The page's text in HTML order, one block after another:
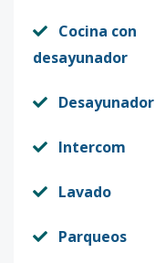
Cocina con
desayunador
Desayunador
Intercom
Lavado
Parqueos